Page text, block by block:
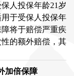
人投保年龄21岁
于受保人投保年
将于赔偿严重疾
的额外赔偿，其
加倍保障